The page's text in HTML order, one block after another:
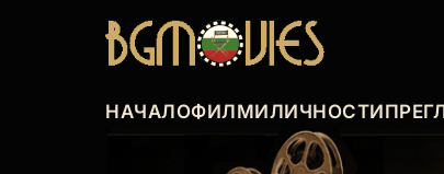
НАЧАЛОФИЛМИЛИЧНОСТИ